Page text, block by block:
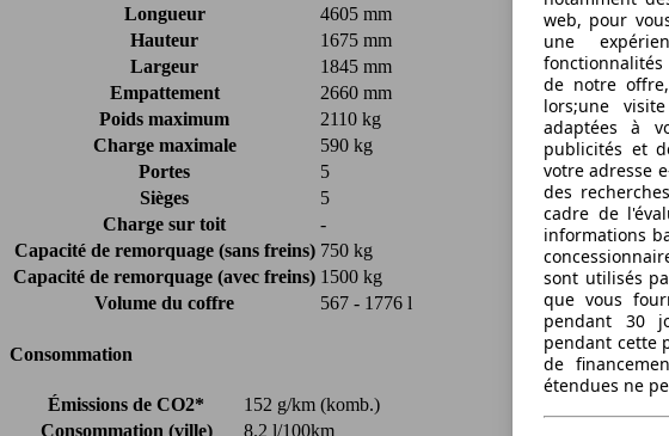
Longueur
4605 mm
Hauteur
1675 mm
Largeur
1845 mm
Empattement
2660 mm
Poids maximum
2110 kg
Charge maximale
590 kg
Portes
5
Sièges
5
Charge sur toit
-
Capacité de remorquage (sans freins) 750 kg
Capacité de remorquage (avec freins) 1500 kg
Volume du coffre
567 - 1776 l
Consommation
Émissions de CO2*
152 g/km (komb.)
Consommation (ville)
8.2 l/100km
web, pour
une
de notre
lors;une
adaptées à
publicités et
votre adresse
des
cadre de
informations
sont utilisés
que vous
pendant 30
pendant cette
de
étendues ne